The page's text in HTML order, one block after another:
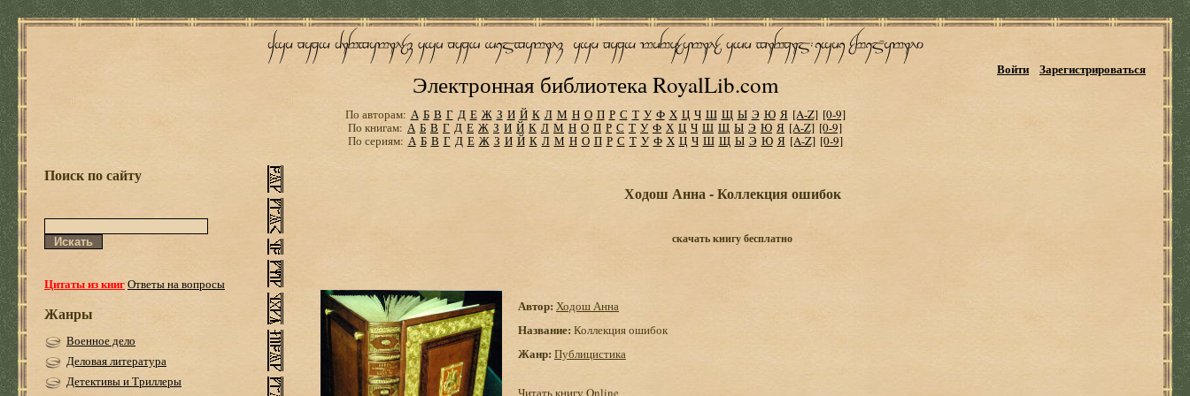
Электронная библиотека RoyalLib.com
Войти Зарегистрироваться
По авторам: А Б В Г Д Е Ж З И Й К Л М Н О П Р С Т У Ф Х Ц Ч Ш Щ Ы Э Ю Я [A-Z] [0-9]
По книгам: А Б В Г Д Е Ж З И Й К Л М Н О П Р С Т У Ф Х Ц Ч Ш Щ Ы Э Ю Я [A-Z] [0-9]
По сериям: А Б В Г Д Е Ж З И Й К Л М Н О П Р С Т У Ф Х Ц Ч Ш Щ Ы Э Ю Я [A-Z] [0-9]
Поиск по сайту
Цитаты из книгОтветы на вопросы
Жанры
Военное дело
Деловая литература
Детективы и Триллеры
Ходош Анна - Коллекция ошибок
скачать книгу бесплатно
Автор: Ходош Анна
Название: Коллекция ошибок
Жанр: Публицистика
Читать книгу Online